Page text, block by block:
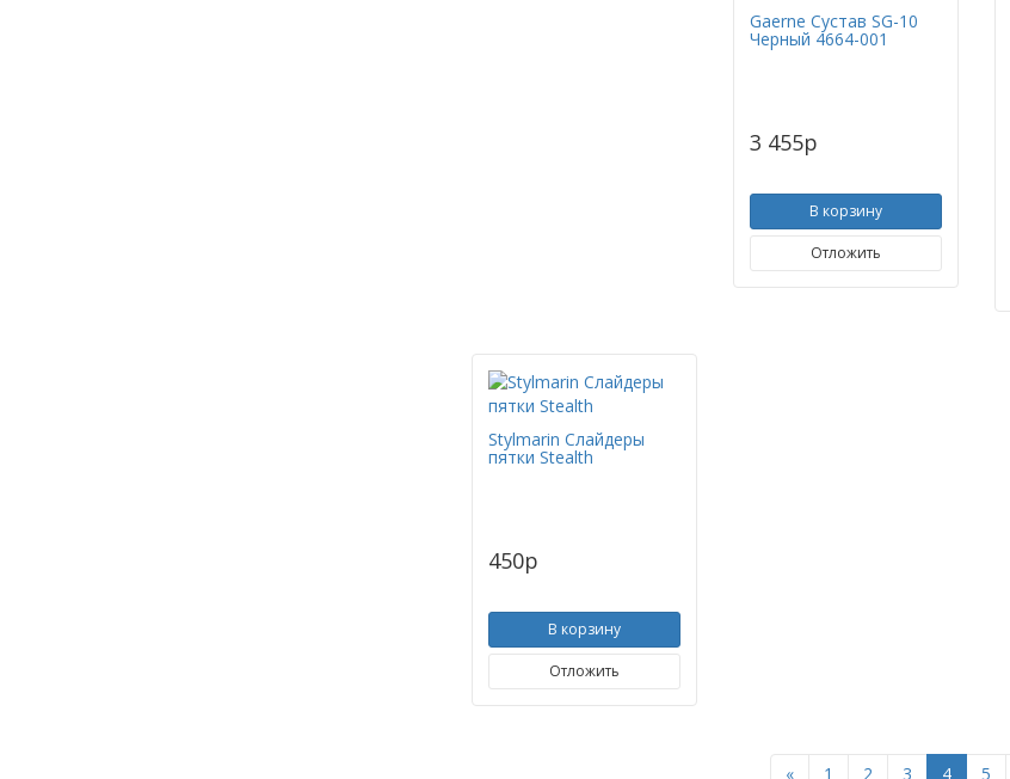
Gaerne Сустав SG-10
Черный 4664-001
3 455p
В корзину
Отложить
Stylmarin Слайдеры
пятки Stealth
450p
В корзину
Отложить
«Previous
1 2 3 4 5